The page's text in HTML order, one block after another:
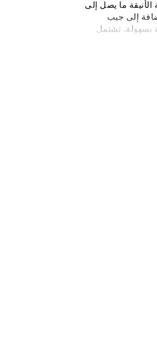
ما يصل إلى
إلى جيب
بسهولة. تشتمل
جيوب
أسود وتحظى